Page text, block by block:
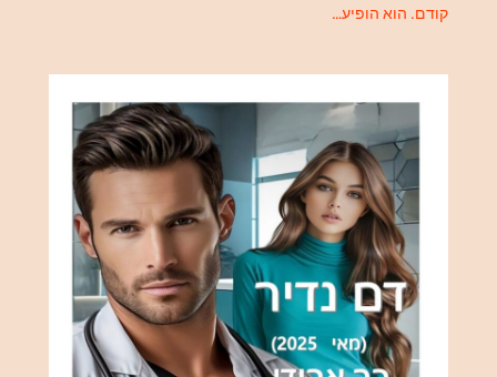
קודם. הוא הופיע…